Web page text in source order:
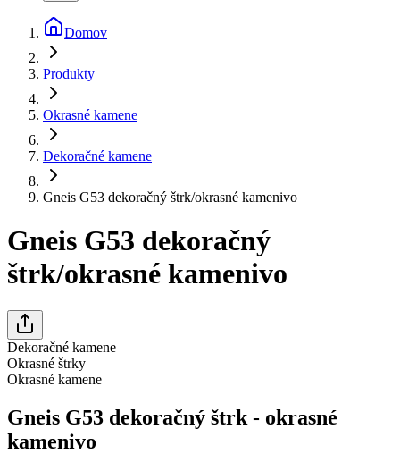
Domov
Produkty
Okrasné kamene
Dekoračné kamene
Gneis G53 dekoračný štrk/okrasné kamenivo
Gneis G53 dekoračný
štrk/okrasné kamenivo
Dekoračné kamene
Okrasné štrky
Okrasné kamene
Gneis G53 dekoračný štrk - okrasné
kamenivo